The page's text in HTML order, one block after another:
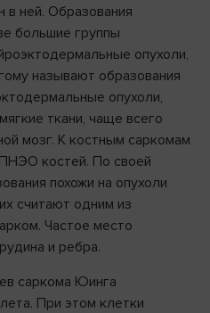
в ней. Образования
большие группы
опухоли,
называют образования
опухоли,
ткани, чаще всего
мозг. К костным саркомам
костей. По своей
похожи на опухоли
считают одним из
Частое место
и ребра.
саркома Юинга
При этом клетки